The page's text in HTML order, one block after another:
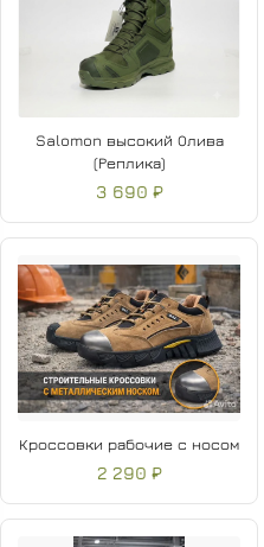
Salomon высокий Олива
(Реплика)
3 690 ₽
Кроссовки рабочие с носом
2 290 ₽